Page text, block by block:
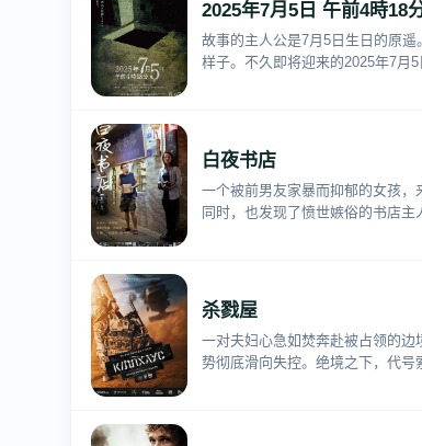
2025年7月5日 午前4時18
故事的主人公是7月5日生日的原
样子。不久即将迎来的2025年7月
白夜书店
一个被前男友家暴而抑郁的女孩
同时，也发现了愤世嫉俗的书店主
杀戮屋
一对夫妇心急如焚奔赴被占领的
势彻底滑向失控。绝境之下，代号